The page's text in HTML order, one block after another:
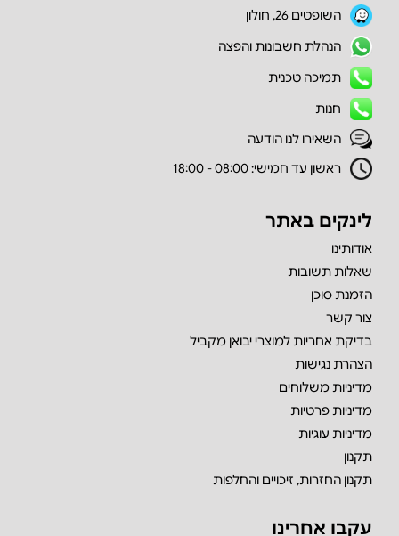
השופטים 26, חולון
הנהלת חשבונות והפצה
תמיכה טכנית
חנות
השאירו לנו הודעה
ראשון עד חמישי: 08:00 - 18:00
לינקים באתר
אודותינו
שאלות תשובות
הזמנת סוכן
צור קשר
בדיקת אחריות למוצרי יבואן מקביל
הצהרת נגישות
מדיניות משלוחים
מדיניות פרטיות
מדיניות עוגיות
תקנון
תקנון החזרות, זיכויים והחלפות
עקבו אחרינו